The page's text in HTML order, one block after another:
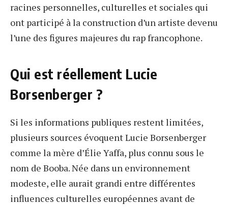
racines personnelles, culturelles et sociales qui
ont participé à la construction d’un artiste devenu
l’une des figures majeures du rap francophone.
Qui est réellement Lucie
Borsenberger ?
Si les informations publiques restent limitées,
plusieurs sources évoquent Lucie Borsenberger
comme la mère d’Élie Yaffa, plus connu sous le
nom de Booba. Née dans un environnement
modeste, elle aurait grandi entre différentes
influences culturelles européennes avant de